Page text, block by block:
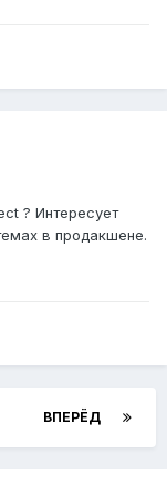
? Интересует
в продакшене.
ВПЕРЁД